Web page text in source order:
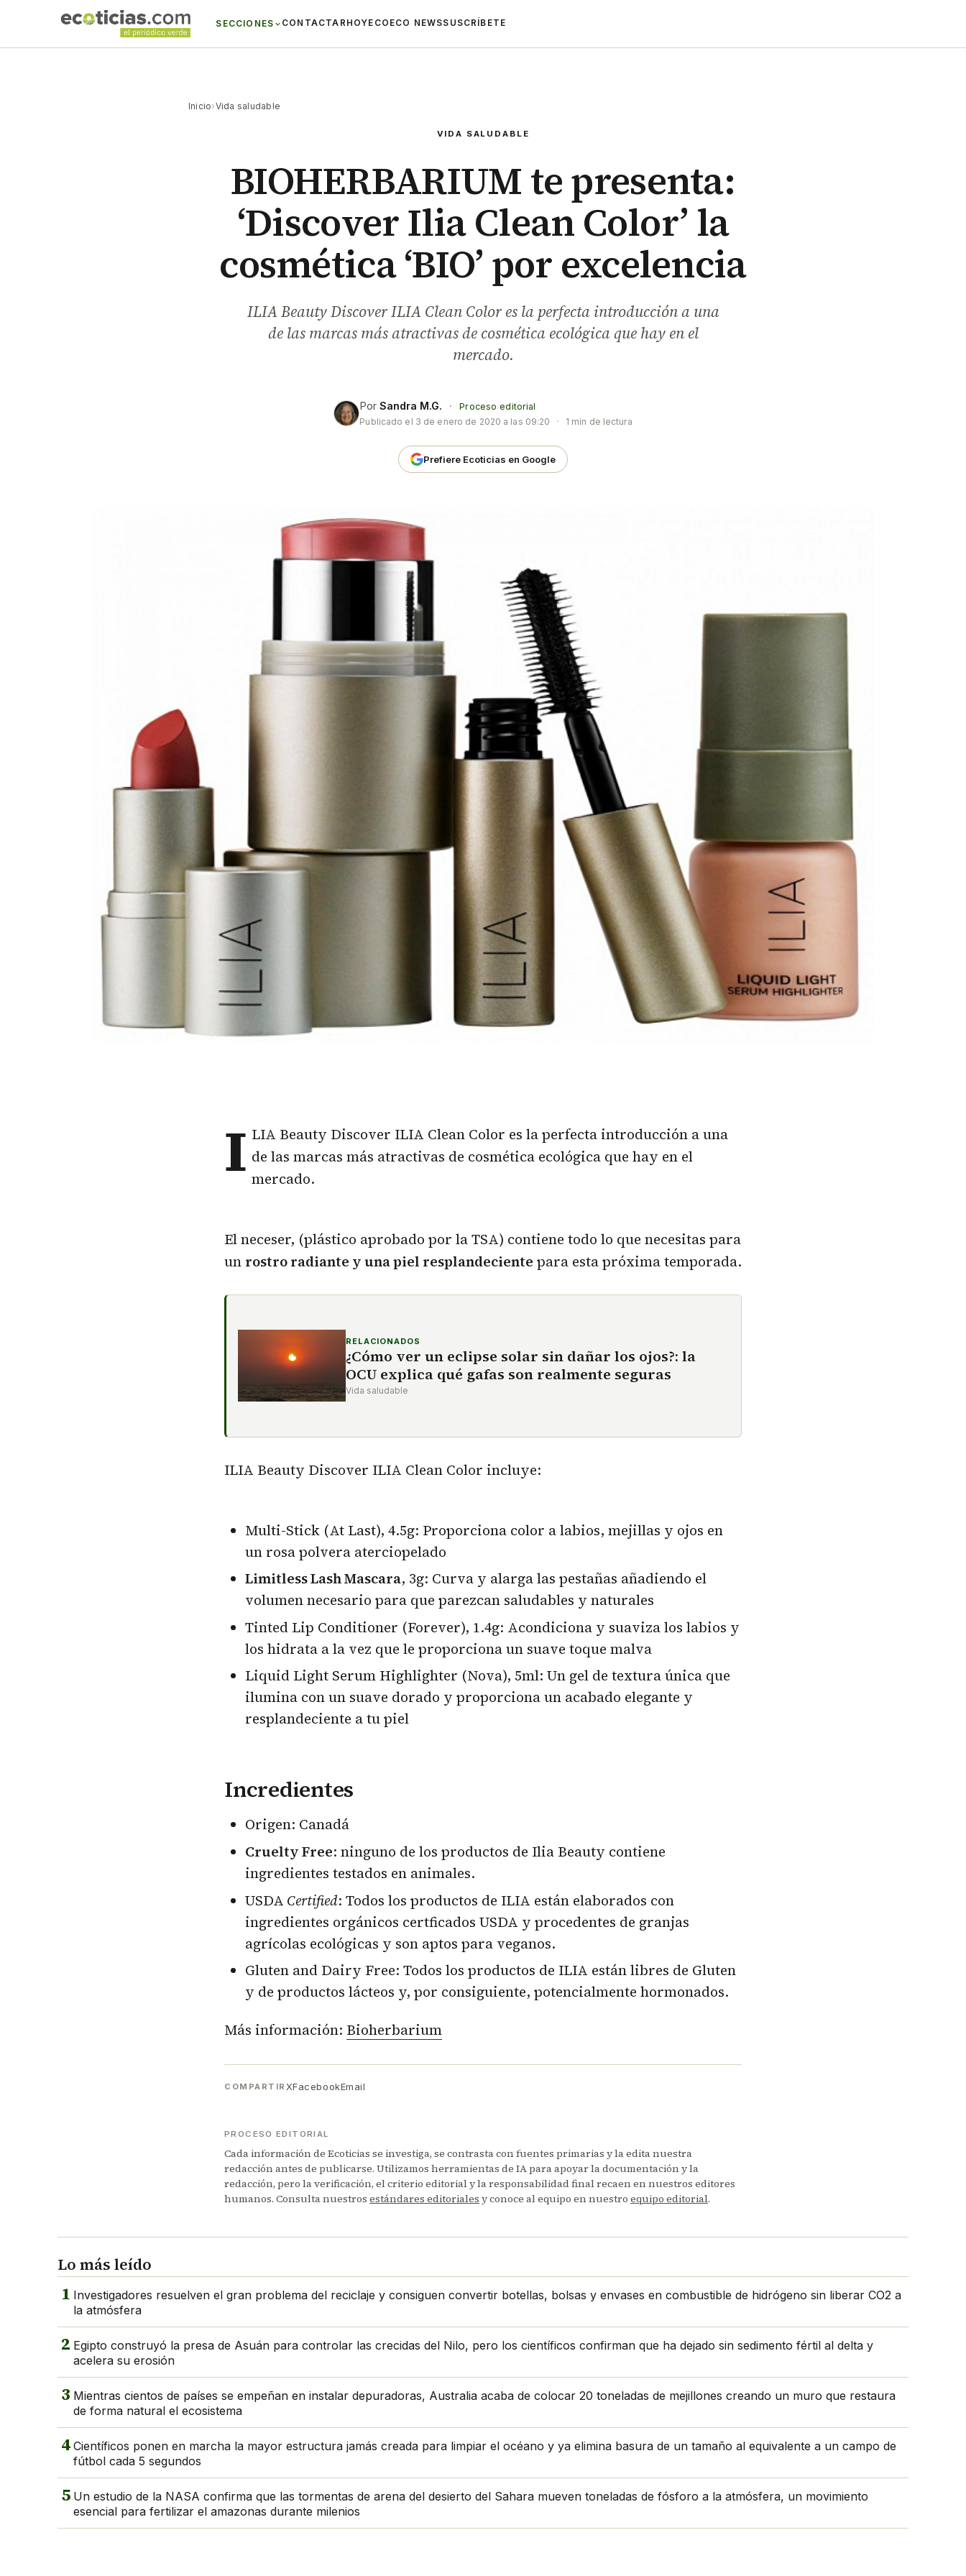
SECCIONES CONTACTAR HOYECO ECO NEWSSUSCRÍBETE
Inicio›Vida saludable
VIDA SALUDABLE
BIOHERBARIUM te presenta:
‘Discover Ilia Clean Color’ la
cosmética ‘BIO’ por excelencia
ILIA Beauty Discover ILIA Clean Color es la perfecta introducción a una
de las marcas más atractivas de cosmética ecológica que hay en el
mercado.
PorSandra M.G. ·
Proceso editorial
Publicado el 3 de enero de 2020 a las 09:20 · 1 min de lectura
Prefiere Ecoticias en Google
I LIA Beauty Discover ILIA Clean Color es la perfecta introducción a una
de las marcas más atractivas de cosmética ecológica que hay en el
mercado.
El neceser, (plástico aprobado por la TSA) contiene todo lo que necesitas para
un rostro radiante y una piel resplandeciente para esta próxima temporada.
RELACIONADOS
¿Cómo ver un eclipse solar sin dañar los ojos?: la
OCU explica qué gafas son realmente seguras
Vida saludable
ILIA Beauty Discover ILIA Clean Color incluye:
Multi-Stick (At Last), 4.5g: Proporciona color a labios, mejillas y ojos en
un rosa polvera aterciopelado
Limitless Lash Mascara, 3g: Curva y alarga las pestañas añadiendo el
volumen necesario para que parezcan saludables y naturales
Tinted Lip Conditioner (Forever), 1.4g: Acondiciona y suaviza los labios y
los hidrata a la vez que le proporciona un suave toque malva
Liquid Light Serum Highlighter (Nova), 5ml: Un gel de textura única que
ilumina con un suave dorado y proporciona un acabado elegante y
resplandeciente a tu piel
Incredientes
Origen: Canadá
Cruelty Free: ninguno de los productos de Ilia Beauty contiene
ingredientes testados en animales.
USDA Certified: Todos los productos de ILIA están elaborados con
ingredientes orgánicos certficados USDA y procedentes de granjas
agrícolas ecológicas y son aptos para veganos.
Gluten and Dairy Free: Todos los productos de ILIA están libres de Gluten
y de productos lácteos y, por consiguiente, potencialmente hormonados.
Más información: Bioherbarium
COMPARTIR XFacebookEmail
PROCESO EDITORIAL
Cada información de Ecoticias se investiga, se contrasta con fuentes primarias y la edita nuestra
redacción antes de publicarse. Utilizamos herramientas de IA para apoyar la documentación y la
redacción, pero la verificación, el criterio editorial y la responsabilidad final recaen en nuestros editores
humanos. Consulta nuestros estándares editoriales y conoce al equipo en nuestro equipo editorial.
Lo más leído
1 Investigadores resuelven el gran problema del reciclaje y consiguen convertir botellas, bolsas y envases en combustible de hidrógeno sin liberar CO2 a
la atmósfera
2 Egipto construyó la presa de Asuán para controlar las crecidas del Nilo, pero los científicos confirman que ha dejado sin sedimento fértil al delta y
acelera su erosión
3 Mientras cientos de países se empeñan en instalar depuradoras, Australia acaba de colocar 20 toneladas de mejillones creando un muro que restaura
de forma natural el ecosistema
4 Científicos ponen en marcha la mayor estructura jamás creada para limpiar el océano y ya elimina basura de un tamaño al equivalente a un campo de
fútbol cada 5 segundos
5 Un estudio de la NASA confirma que las tormentas de arena del desierto del Sahara mueven toneladas de fósforo a la atmósfera, un movimiento
esencial para fertilizar el amazonas durante milenios